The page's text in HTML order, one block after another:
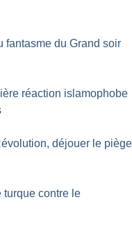
fantasme du Grand soir
réaction islamophobe
déjouer le piège
turque contre le